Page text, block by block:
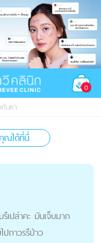
0
นหา
ณได้ที่นี่
รึเปล่าคะ มันเจ็บมาก
ปถาวรรึป่าว